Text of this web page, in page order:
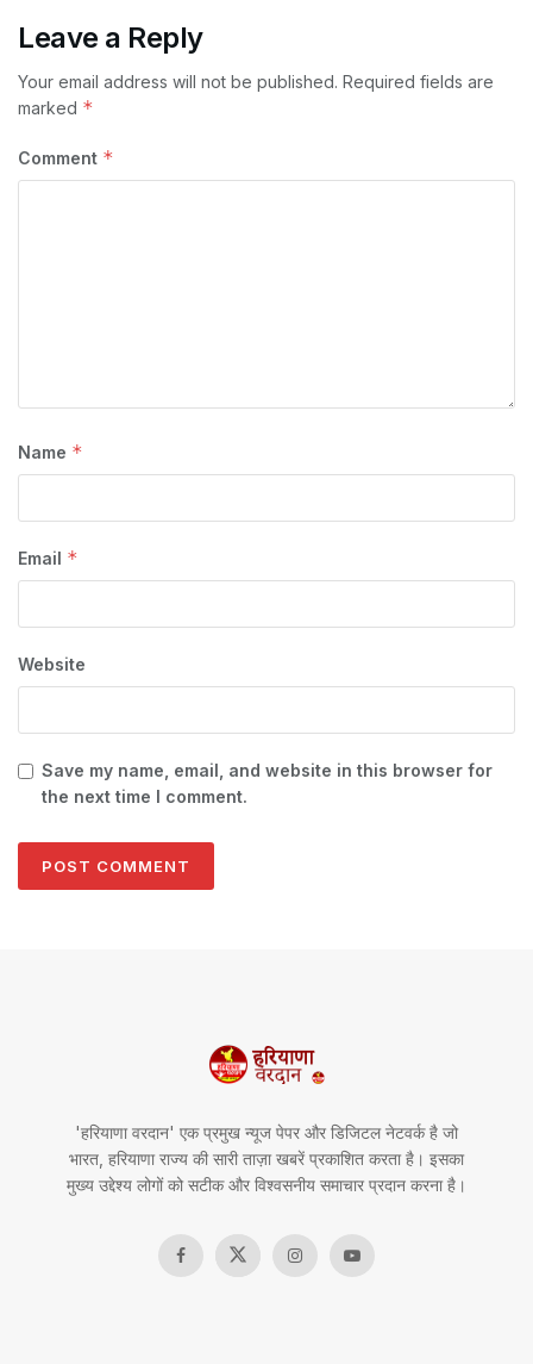
Leave a Reply
Your email address will not be published. Required fields are
marked *
Comment *
Name *
Email *
Website
Save my name, email, and website in this browser for
the next time I comment.
'हरियाणा वरदान' एक प्रमुख न्यूज पेपर और डिजिटल नेटवर्क है जो
भारत, हरियाणा राज्य की सारी ताज़ा खबरें प्रकाशित करता है। इसका
मुख्य उद्देश्य लोगों को सटीक और विश्वसनीय समाचार प्रदान करना है।